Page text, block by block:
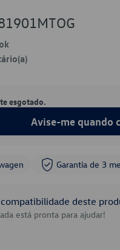
esgotado.
Avise-me quando
Garantia de 3
deste
está pronta para ajudar!